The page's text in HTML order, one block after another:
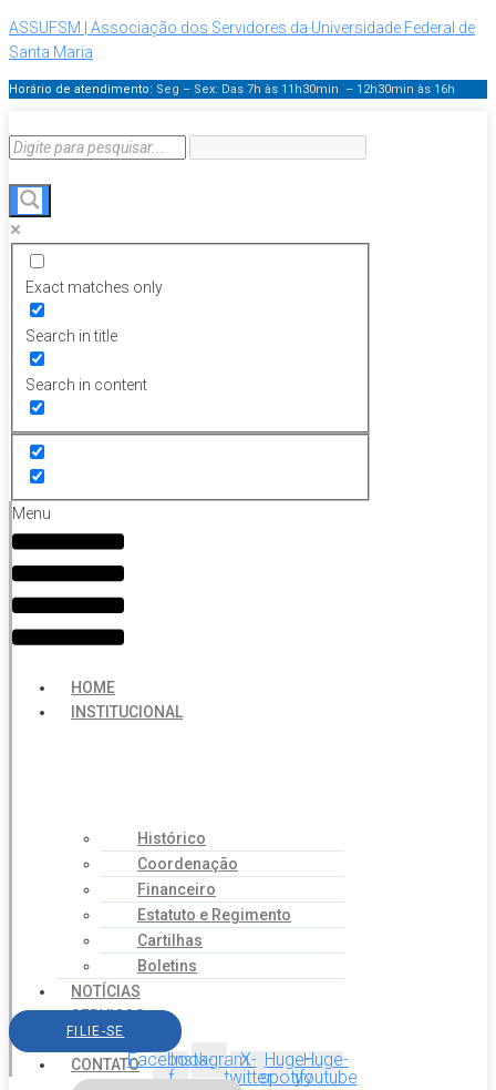
ASSUFSM | Associação dos Servidores da Universidade Federal de
Santa Maria
Horário de atendimento: Seg – Sex: Das 7h às 11h30min – 12h30min às 16h
Exact matches only
Search in title
Search in content
Menu
HOME
INSTITUCIONAL
Histórico
Coordenação
Financeiro
Estatuto e Regimento
Cartilhas
Boletins
NOTÍCIAS
SERVIÇOS
AGENDA
CONTATO
FILIE-SE
Facebook-
f
InstagramX-
twitter
Huge-
spotify
Huge-
youtube